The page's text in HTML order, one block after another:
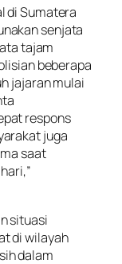
di Sumatera
senjata
tajam
beberapa
jajaran mulai
respons
juga
saat
situasi
di wilayah
dalam